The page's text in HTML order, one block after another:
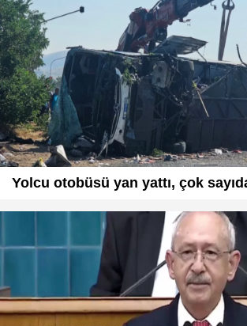
Yolcu otobüsü yan yattı, çok